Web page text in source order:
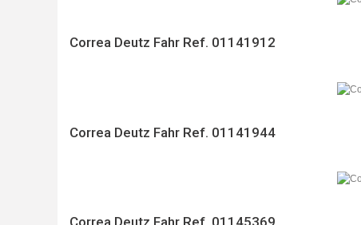
Correa Deutz Fahr Ref. 01141912
Correa Deutz Fahr Ref. 01141944